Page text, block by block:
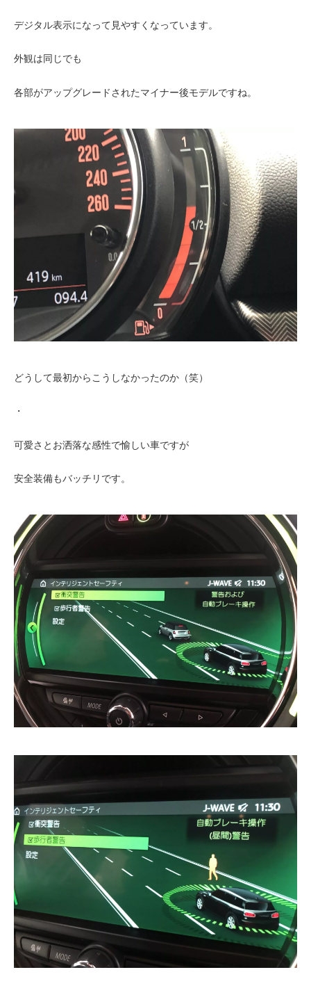
デジタル表示になって見やすくなっています。
外観は同じでも
各部がアップグレードされたマイナー後モデルですね。
どうして最初からこうしなかったのか（笑）
・
可愛さとお洒落な感性で愉しい車ですが
安全装備もバッチリです。